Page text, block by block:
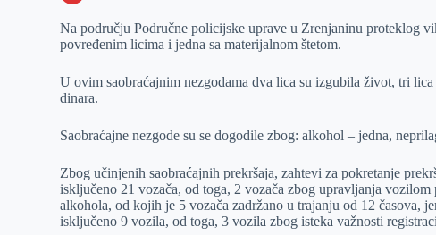
k
g
r
d
n
r
t
A
p
m
i
Na području Područne policijske uprave u Zrenjaninu proteklog
povređenim licima i jedna sa materijalnom štetom.
U ovim saobraćajnim nezgodama dva lica su izgubila život, tri
dinara.
Saobraćajne nezgode su se dogodile zbog: alkohol – jedna,
Zbog učinjenih saobraćajnih prekršaja, zahtevi za pokretanje
isključeno 21 vozača, od toga, 2 vozača zbog upravljanja
alkohola, od kojih je 5 vozača zadržano u trajanju od 12 časova,
isključeno 9 vozila, od toga, 3 vozila zbog isteka važnosti